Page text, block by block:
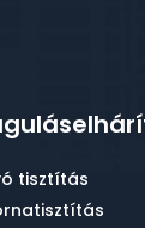
tisztítás